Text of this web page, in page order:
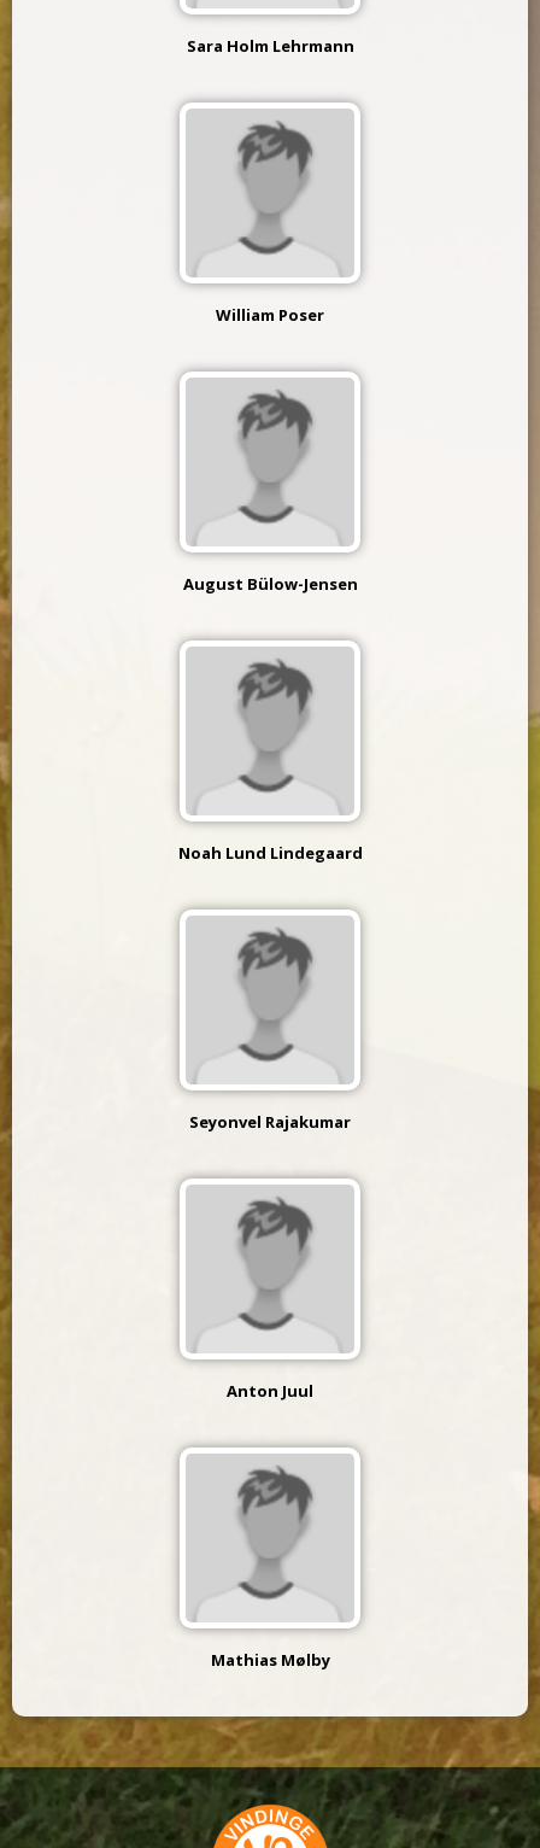
Sara Holm Lehrmann
William Poser
August Bülow-Jensen
Noah Lund Lindegaard
Seyonvel Rajakumar
Anton Juul
Mathias Mølby